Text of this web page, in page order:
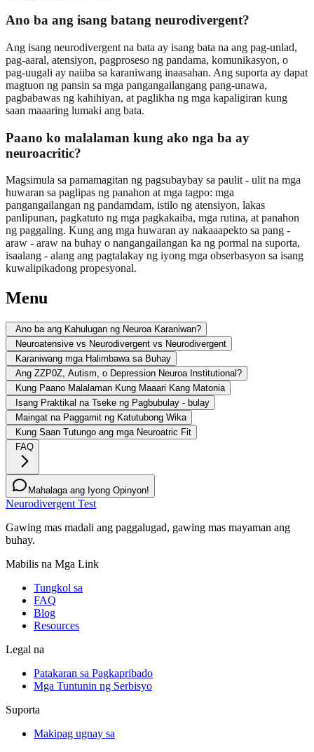
Ano ba ang isang batang neurodivergent?
Ang isang neurodivergent na bata ay isang bata na ang pag-unlad,
pag-aaral, atensiyon, pagproseso ng pandama, komunikasyon, o
pag-uugali ay naiiba sa karaniwang inaasahan. Ang suporta ay dapat
magtuon ng pansin sa mga pangangailangang pang-unawa,
pagbabawas ng kahihiyan, at paglikha ng mga kapaligiran kung
saan maaaring lumaki ang bata.
Paano ko malalaman kung ako nga ba ay
neuroacritic?
Magsimula sa pamamagitan ng pagsubaybay sa paulit - ulit na mga
huwaran sa paglipas ng panahon at mga tagpo: mga
pangangailangan ng pandamdam, istilo ng atensiyon, lakas
panlipunan, pagkatuto ng mga pagkakaiba, mga rutina, at panahon
ng paggaling. Kung ang mga huwaran ay nakaaapekto sa pang -
araw - araw na buhay o nangangailangan ka ng pormal na suporta,
isaalang - alang ang pagtalakay ng iyong mga obserbasyon sa isang
kuwalipikadong propesyonal.
Menu
Ano ba ang Kahulugan ng Neuroa Karaniwan?
Neuroatensive vs Neurodivergent vs Neurodivergent
Karaniwang mga Halimbawa sa Buhay
Ang ZZP0Z, Autism, o Depression Neuroa Institutional?
Kung Paano Malalaman Kung Maaari Kang Matonia
Isang Praktikal na Tseke ng Pagbubulay - bulay
Maingat na Paggamit ng Katutubong Wika
Kung Saan Tutungo ang mga Neuroatric Fit
FAQ
Mahalaga ang Iyong Opinyon!
Neurodivergent Test
Gawing mas madali ang paggalugad, gawing mas mayaman ang
buhay.
Mabilis na Mga Link
Tungkol sa
FAQ
Blog
Resources
Legal na
Patakaran sa Pagkapribado
Mga Tuntunin ng Serbisyo
Suporta
Makipag ugnay sa